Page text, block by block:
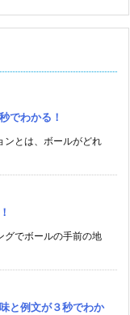
でわかる！
ンとは、ボールがどれ
グでボールの手前の地
と例文が３秒でわか